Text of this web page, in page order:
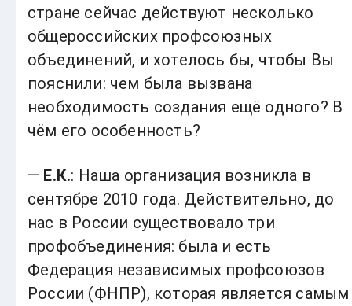
стране сейчас действуют несколько
общероссийских профсоюзных
объединений, и хотелось бы, чтобы Вы
пояснили: чем была вызвана
необходимость создания ещё одного? В
чём его особенность?
— Е.К.: Наша организация возникла в
сентябре 2010 года. Действительно, до
нас в России существовало три
профобъединения: была и есть
Федерация независимых профсоюзов
России (ФНПР), которая является самым